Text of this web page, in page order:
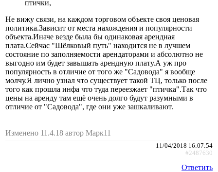
птички,
Не вижу связи, на каждом торговом объекте своя ценовая
политика.Зависит от места нахождения и популярности
объекта.Иначе везде была бы одинаковая арендная
плата.Сейчас "Шёлковый путь" находится не в лучшем
состояние по заполняемости арендаторами и абсолютно не
выгодно им будет завышать арендную плату.А уж про
популярность в отличие от того же "Садовода" я вообще
молчу.Я лично узнал что существует такой ТЦ, только после
того как прошла инфа что туда переезжает "птичка".Так что
цены на аренду там ещё очень долго будут разумными в
отличие от "Садовода", где они уже зашкаливают.
Изменено 11.4.18 автор Марк11
11/04/2018 16:07:54
#2487630
Ответить